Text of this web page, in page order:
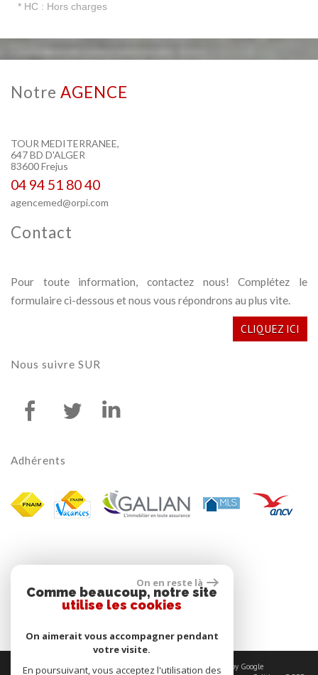
* HC : Hors charges
Notre AGENCE
TOUR MEDITERRANEE,
647 BD D'ALGER
83600 Frejus
04 94 51 80 40
agencemed@orpi.com
Contact
Pour toute information, contactez nous! Complétez le
formulaire ci-dessous et nous vous répondrons au plus vite.
CLIQUEZ ICI
Nous suivre SUR
Adhérents
© 2026 | Tous droits réservés | Traduction powered by Google
On en reste là
Comme beaucoup, notre site
utilise les cookies
On aimerait vous accompagner pendant
votre visite.
En poursuivant, vous acceptez l'utilisation des